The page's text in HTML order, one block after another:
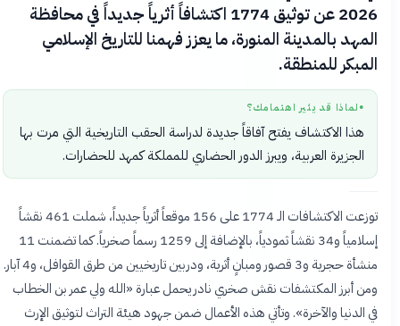
2026 عن توثيق 1774 اكتشافاً أثرياً جديداً في محافظة
المهد بالمدينة المنورة، ما يعزز فهمنا للتاريخ الإسلامي
المبكر للمنطقة.
لماذا قد يثير اهتمامك؟
هذا الاكتشاف يفتح آفاقاً جديدة لدراسة الحقب التاريخية التي مرت بها
الجزيرة العربية، ويبرز الدور الحضاري للمملكة كمهد للحضارات.
توزعت الاكتشافات الـ 1774 على 156 موقعاً أثرياً جديداً، شملت 461 نقشاً
إسلامياً و34 نقشاً ثمودياً، بالإضافة إلى 1259 رسماً صخرياً. كما تضمنت 11
منشأة حجرية و3 قصور ومبانٍ أثرية، ودربين تاريخيين من طرق القوافل، و4 آبار.
ومن أبرز المكتشفات نقش صخري نادر يحمل عبارة «الله ولي عمر بن الخطاب
في الدنيا والآخرة». وتأتي هذه الأعمال ضمن جهود هيئة التراث لتوثيق الإرث